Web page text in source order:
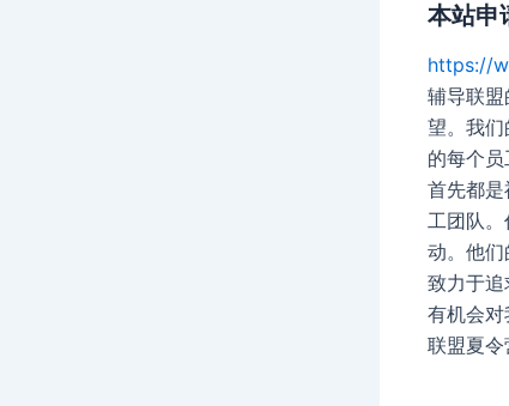
本站申
https://
辅导联
望。我
的每个
首先都
工团队
动。他
致力于
有机会
联盟夏令